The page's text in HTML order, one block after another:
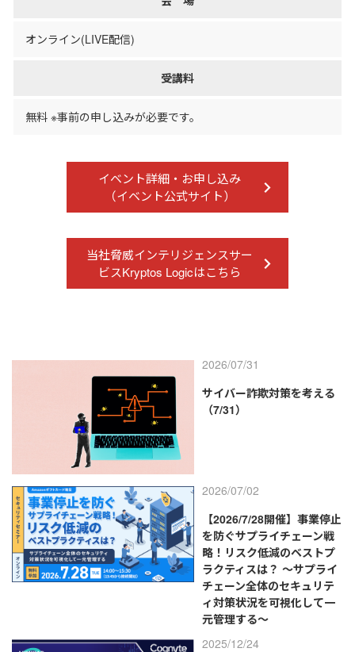
オンライン(LIVE配信)
受講料
無料 ※事前の申し込みが必要です。
イベント詳細・お申し込み
（イベント公式サイト）
当社脅威インテリジェンスサー
ビスKryptos Logicはこちら
2026/07/31
サイバー詐欺対策を考える
（7/31）
2026/07/02
【2026/7/28開催】事業停止
を防ぐサプライチェーン戦
略！リスク低減のベストプ
ラクティスは？ ～サプライ
チェーン全体のセキュリテ
ィ対策状況を可視化して一
元管理する～
2025/12/24